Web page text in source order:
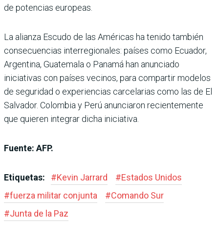
de potencias europeas.
La alianza Escudo de las Américas ha tenido también
consecuencias interregionales: países como Ecuador,
Argentina, Guatemala o Panamá han anunciado
iniciativas con países vecinos, para compartir modelos
de seguridad o experiencias carcelarias como las de El
Salvador. Colombia y Perú anunciaron recientemente
que quieren integrar dicha iniciativa.
Fuente: AFP.
Etiquetas: #Kevin Jarrard #Estados Unidos
#fuerza militar conjunta #Comando Sur
#Junta de la Paz